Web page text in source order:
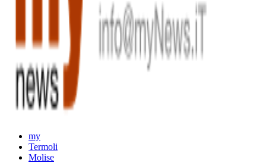
my
Termoli
Molise